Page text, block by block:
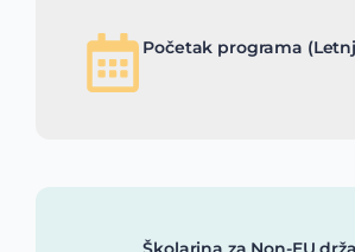
Početak programa